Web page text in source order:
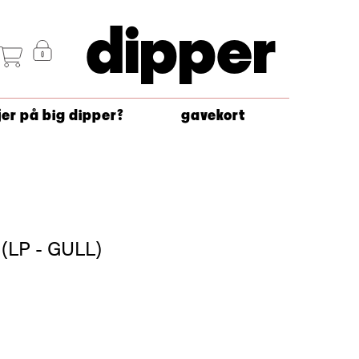
dipper
på big dipper? gavekort
- GULL)